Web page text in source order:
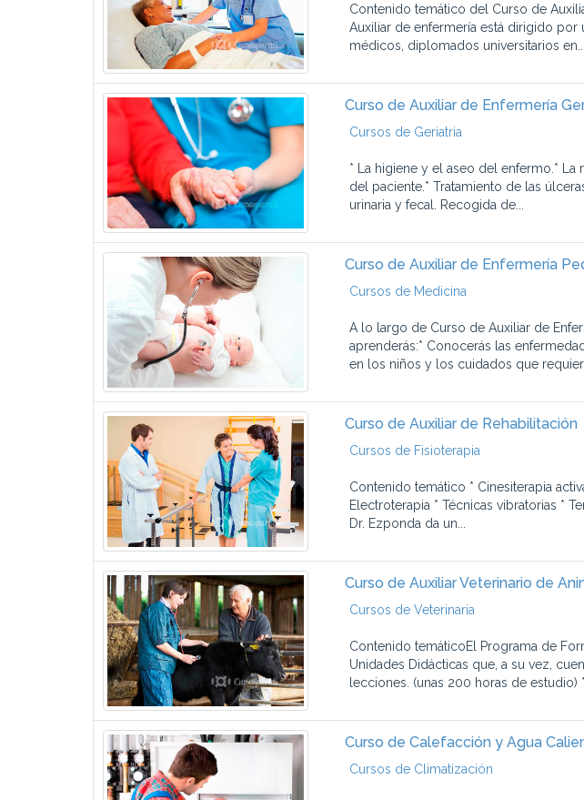
Contenido temático del Curso de
Auxiliar de enfermería está dirigido por
médicos, diplomados universitarios en...
Curso de Auxiliar de Enfermería
Cursos de Geriatria
* La higiene y el aseo del enfermo.*
del paciente.* Tratamiento de las
urinaria y fecal. Recogida de...
Curso de Auxiliar de Enfermería
Cursos de Medicina
A lo largo de Curso de Auxiliar de
aprenderás:* Conocerás las
en los niños y los cuidados que
Curso de Auxiliar de Rehabilitación
Cursos de Fisioterapia
Contenido temático * Cinesiterapia
Electroterapia * Técnicas vibratorias *
Dr. Ezponda da un...
Curso de Auxiliar Veterinario de
Cursos de Veterinaria
Contenido temáticoEl Programa de
Unidades Didácticas que, a su vez,
lecciones. (unas 200 horas de estudio)
Curso de Calefacción y Agua
Cursos de Climatización